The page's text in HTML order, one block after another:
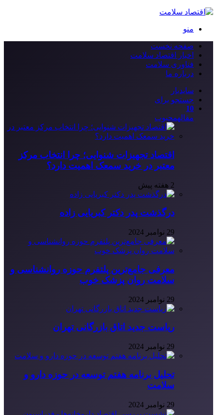
منو
صفحه نخست
اخبار اقتصاد سلامت
فناوری سلامت
درباره ما
سایدبار
جستجو برای
10
مقالهمحبوب
اقتصاد تجهیزات شنوایی؛ چرا انتخاب مرکز
معتبر در خرید سمعک اهمیت دارد؟
2 هفته پیش
درگذشت پدر دکتر کبریایی زاده
29 نوامبر 2024
معرفی جامع‌ترین پلتفرم حوزه روانشناسی و
سلامت روان پزشک خوب
29 نوامبر 2024
ریاست جدید اتاق بازرگانی تهران
29 نوامبر 2024
تحلیل برنامه هفتم توسعه در حوزه دارو و
سلامت
29 نوامبر 2024